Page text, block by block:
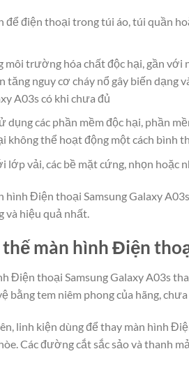
để điện thoại trong túi áo, túi quần
môi trường hóa chất độc hại, gần với
tăng nguy cơ cháy nổ gây biến
A03s có khi chưa đủ
dụng các phần mềm độc hại, phần
không thể hoạt động một cách bình
lớp vải, các bề mặt cứng, nhọn
hình Điện thoại Samsung Galaxy
và hiệu quả nhất.
màn hình Điện
Điện thoại Samsung Galaxy A03s
bằng tem niêm phong của hãng,
linh kiện dùng để thay màn hình
Các đường cắt sắc sảo và thanh